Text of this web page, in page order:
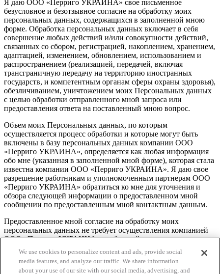
Я даю ООО «Перриго УКРАИНА» свое письменное
безусловное и безотзывное согласие на обработку моих
персональных данных, содержащихся в заполненной мною
форме. Обработка персональных данных включает в себя
совершение любых действий и/или совокупности действий,
связанных со сбором, регистрацией, накоплением, хранением,
адаптацией, изменением, обновлением, использованием и
распространением (реализацией, передачей, включая
трансграничную передачу на территорию иностранных
государств, и компетентным органам сферы охраны здоровья),
обезличиванием, уничтожением моих Персональных данных
с целью обработки отправленного мной запроса или
предоставления ответа на поставленный мною вопрос.
Объем моих Персональных данных, по которым
осуществляется процесс обработки и которые могут быть
включены в базу персональных данных компании ООО
«Перриго УКРАИНА», определяется как любая информация
обо мне (указанная в заполненной мной форме), которая стала
известна компании ООО «Перриго УКРАИНА». Я даю свое
разрешение работникам и уполномоченным партнерам ООО
«Перриго УКРАИНА» обратиться ко мне для уточнения и
обзора следующей информации о предоставленном мной
сообщении по предоставленным мной контактным данным.
Предоставленное мной согласие на обработку моих
персональных данных не требует осуществления компанией
ООО «Перриго УКРАИНА» сообщений о передаче моих
персональных данных третьим лицам, согласно нормам ст. 21
Закона Украины «О защите персональных данных». Я
подтверждаю, что мне понятны мои права, определенные
We use cookies to personalize content and ads, provide social
media features, and analyze our traffic. We share information
about your use of our site with our social media, advertising, and